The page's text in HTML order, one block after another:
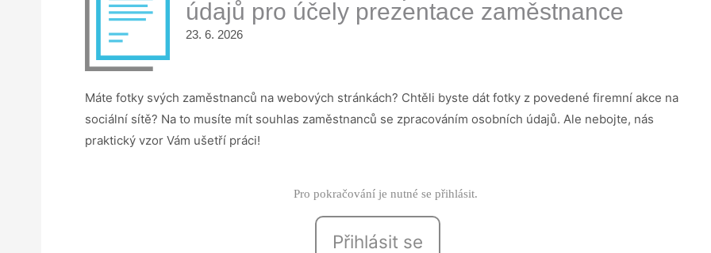
údajů pro účely prezentace zaměstnance
23. 6. 2026
Máte fotky svých zaměstnanců na webových stránkách? Chtěli byste dát fotky z povedené firemní akce na
sociální sítě? Na to musíte mít souhlas zaměstnanců se zpracováním osobních údajů. Ale nebojte, nás
praktický vzor Vám ušetří práci!
Pro pokračování je nutné se přihlásit.
Přihlásit se